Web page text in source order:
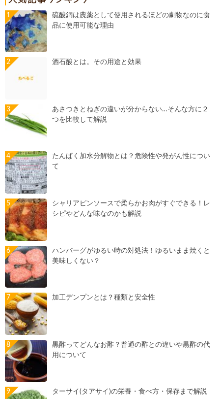
硫酸銅は農薬として使用されるほどの劇物なのに食
品に使用可能な理由
酒石酸とは。その用途と効果
あさつきとねぎの違いが分からない…そんな方に２
つを比較して解説
たんぱく加水分解物とは？危険性や発がん性につい
て
シャリアピンソースで柔らかお肉がすぐできる！レ
シピやどんな味なのかも解説
ハンバーグがゆるい時の対処法！ゆるいまま焼くと
美味しくない？
加工デンプンとは？種類と安全性
黒酢ってどんなお酢？普通の酢との違いや黒酢の代
用について
ターサイ(タアサイ)の栄養・食べ方・保存まで解説